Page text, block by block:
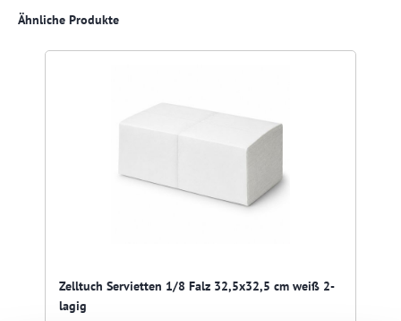
Produktgalerie überspringen
Ähnliche Produkte
Zelltuch Servietten 1/8 Falz 32,5x32,5 cm weiß 2-
lagig